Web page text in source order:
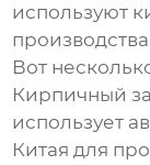
используют
производства
Вот
Кирпичный
использует
Китая для